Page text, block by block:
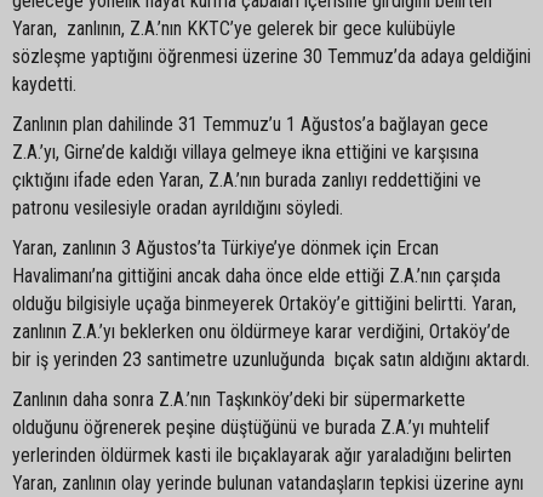
Yaran, zanlının, Z.A.’nın KKTC’ye gelerek bir gece kulübüyle
sözleşme yaptığını öğrenmesi üzerine 30 Temmuz’da adaya geldiğini
kaydetti.
Zanlının plan dahilinde 31 Temmuz’u 1 Ağustos’a bağlayan gece
Z.A.’yı, Girne’de kaldığı villaya gelmeye ikna ettiğini ve karşısına
çıktığını ifade eden Yaran, Z.A.’nın burada zanlıyı reddettiğini ve
patronu vesilesiyle oradan ayrıldığını söyledi.
Yaran, zanlının 3 Ağustos’ta Türkiye’ye dönmek için Ercan
Havalimanı’na gittiğini ancak daha önce elde ettiği Z.A.’nın çarşıda
olduğu bilgisiyle uçağa binmeyerek Ortaköy’e gittiğini belirtti. Yaran,
zanlının Z.A.’yı beklerken onu öldürmeye karar verdiğini, Ortaköy’de
bir iş yerinden 23 santimetre uzunluğunda bıçak satın aldığını aktardı.
Zanlının daha sonra Z.A.’nın Taşkınköy’deki bir süpermarkette
olduğunu öğrenerek peşine düştüğünü ve burada Z.A.’yı muhtelif
yerlerinden öldürmek kasti ile bıçaklayarak ağır yaraladığını belirten
Yaran, zanlının olay yerinde bulunan vatandaşların tepkisi üzerine aynı